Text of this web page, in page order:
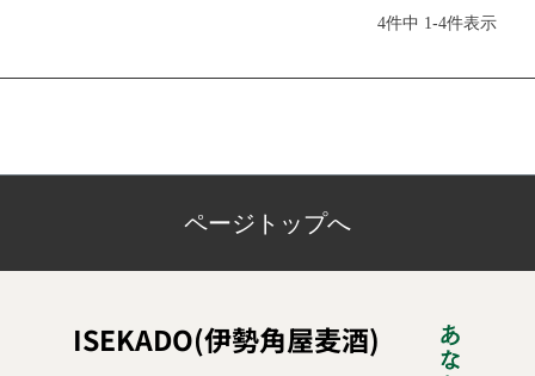
4件中 1-4件表示
ページトップへ
ISEKADO(伊勢角屋麦酒)